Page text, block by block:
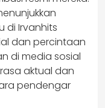
di Irvanhits
dan percintaan
di media sosial
aktual dan
pendengar